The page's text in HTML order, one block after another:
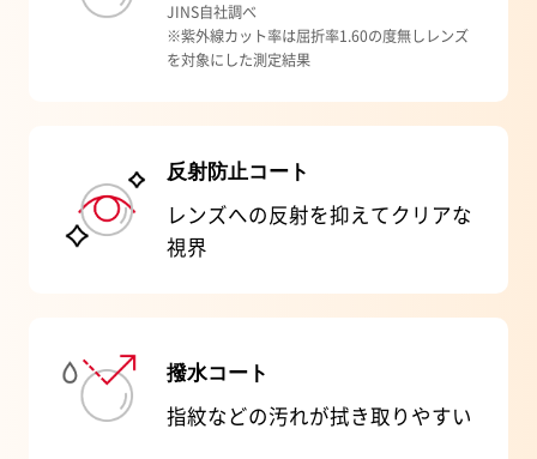
JINS自社調べ
※紫外線カット率は屈折率1.60の度無しレンズ
を対象にした測定結果
反射防止コート
レンズへの反射を抑えてクリアな
視界
撥水コート
指紋などの汚れが拭き取りやすい